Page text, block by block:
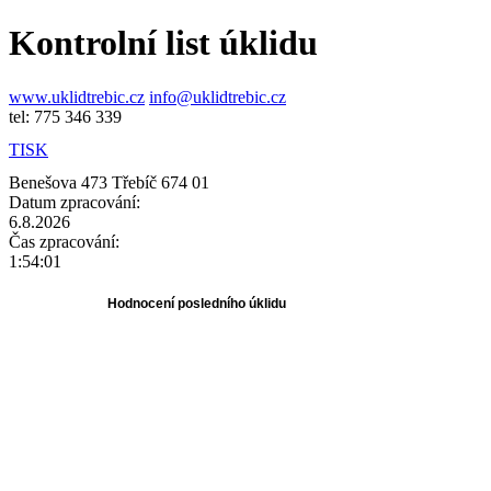
Kontrolní list úklidu
www.uklidtrebic.cz info@uklidtrebic.cz
tel: 775 346 339
TISK
Benešova 473 Třebíč 674 01
Datum zpracování:
6.8.2026
Čas zpracování:
1:54:01
Hodnocení posledního úklidu